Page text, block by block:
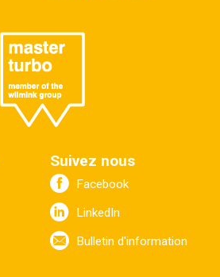
Suivez nous
Facebook
LinkedIn
Bulletin d'information